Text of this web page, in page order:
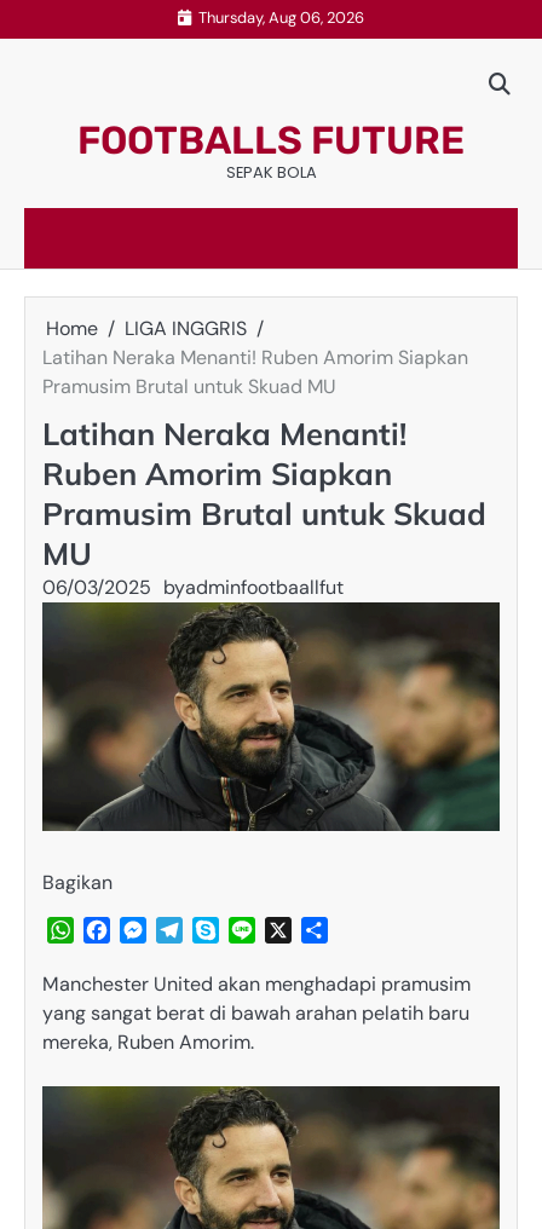
to
Thursday, Aug 06, 2026
FOOTBALLS FUTURE
SEPAK BOLA
Home
LIGA INGGRIS
Latihan Neraka Menanti! Ruben Amorim Siapkan
Pramusim Brutal untuk Skuad MU
Latihan Neraka Menanti!
Ruben Amorim Siapkan
Pramusim Brutal untuk Skuad
MU
06/03/2025 byadminfootbaallfut
Bagikan
WhatsApp
FacebookMessenger
TelegramSkypeLine
Manchester United akan menghadapi pramusim
yang sangat berat di bawah arahan pelatih baru
mereka, Ruben Amorim.